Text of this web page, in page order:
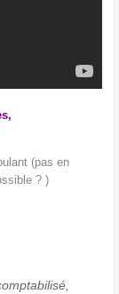
(pas en
? )